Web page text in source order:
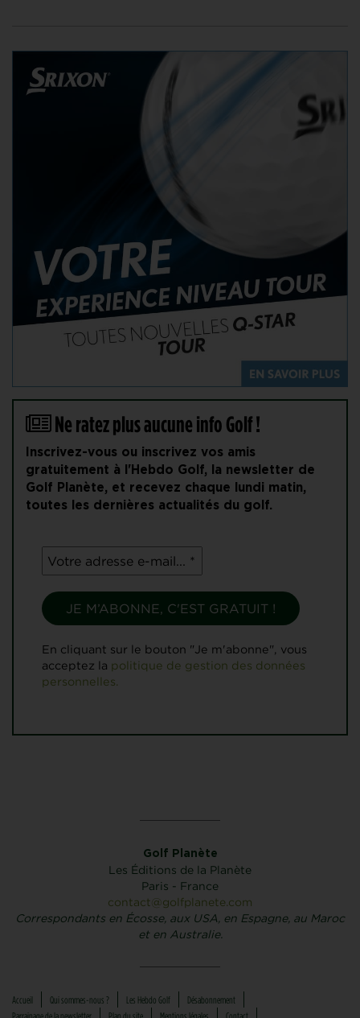
Ne ratez plus aucune info Golf !
Inscrivez-vous ou inscrivez vos amis
gratuitement à l'Hebdo Golf, la newsletter de
Golf Planète, et recevez chaque lundi matin,
toutes les dernières actualités du golf.
En cliquant sur le bouton "Je m'abonne", vous
acceptez la politique de gestion des données
personnelles.
Golf Planète
Les Éditions de la Planète
Paris - France
contact@golfplanete.com
Correspondants en Écosse, aux USA, en Espagne, au Maroc
et en Australie.
Accueil Qui sommes-nous ? Les Hebdo Golf
Désabonnement